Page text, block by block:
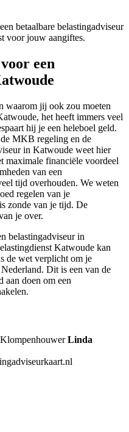
betaalbare belastingadviseur
voor jouw aangiftes.
een
waarom jij ook zou moeten
het heeft immers veel
hij je een heleboel geld.
MKB regeling en de
in Katwoude weet hier
maximale financiële voordeel
van een
tijd overhouden. We weten
regelen van je
zonde van je tijd. De
je over.
belastingadviseur in
Katwoude kan
de wet verplicht om je
Dit is een van de
aan doen om een
Linda